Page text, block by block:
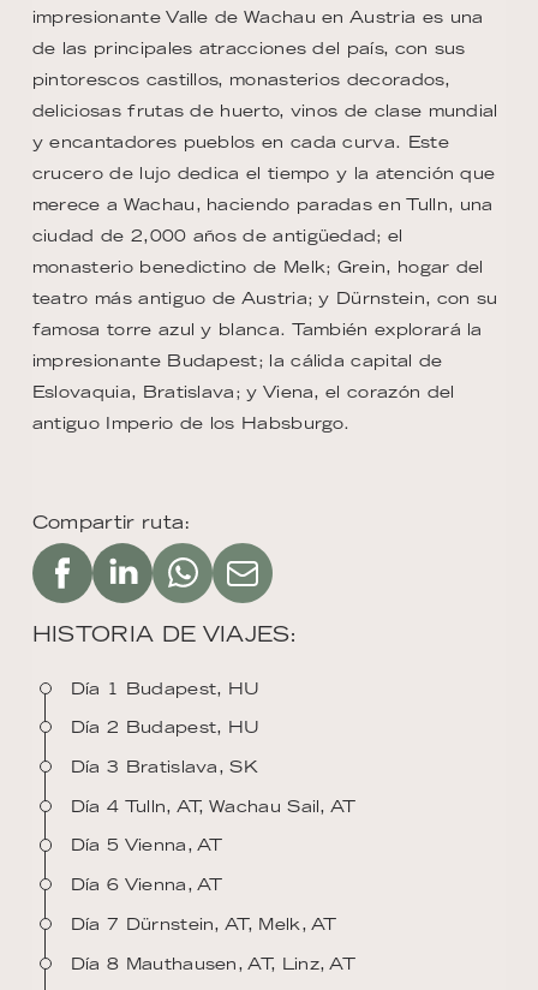
Compartir ruta:
HISTORIA DE VIAJES:
Día 1 Budapest, HU
Día 2 Budapest, HU
Día 3 Bratislava, SK
Día 4 Tulln, AT, Wachau Sail, AT
Día 5 Vienna, AT
Día 6 Vienna, AT
Día 7 Dürnstein, AT, Melk, AT
Día 8 Mauthausen, AT, Linz, AT
impresionante Valle de Wachau en Austria es una
de las principales atracciones del país, con sus
pintorescos castillos, monasterios decorados,
deliciosas frutas de huerto, vinos de clase mundial
y encantadores pueblos en cada curva. Este
crucero de lujo dedica el tiempo y la atención que
merece a Wachau, haciendo paradas en Tulln, una
ciudad de 2,000 años de antigüedad; el
monasterio benedictino de Melk; Grein, hogar del
teatro más antiguo de Austria; y Dürnstein, con su
famosa torre azul y blanca. También explorará la
impresionante Budapest; la cálida capital de
Eslovaquia, Bratislava; y Viena, el corazón del
antiguo Imperio de los Habsburgo.